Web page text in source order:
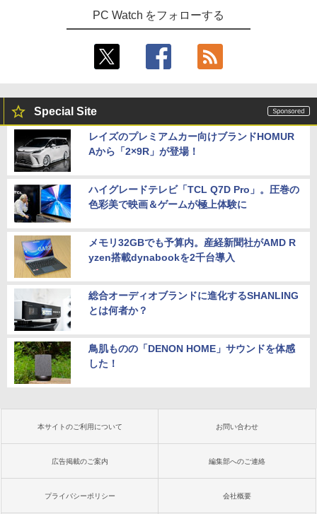
￥9,999
e 21.45インチFHDモニター IPS 21.5型
角度調整 VESA 100Hz 液晶 HDMI VGA P
S5 Switch 3年保証 転送不可 (型番：AK2
F1UT）
界の歴史21巻セット
￥22,638
PC Watch をフォローする
Special Site
レイズのプレミアムカー向けブランドHOMUR
Aから「2×9R」が登場！
ハイグレードテレビ「TCL Q7D Pro」。圧巻の
色彩美で映画＆ゲームが極上体験に
メモリ32GBでも予算内。産経新聞社がAMD R
yzen搭載dynabookを2千台導入
総合オーディオブランドに進化するSHANLING
とは何者か？
鳥肌ものの「DENON HOME」サウンドを体感
した！
本サイトのご利用について お問い合わせ
広告掲載のご案内 編集部へのご連絡
プライバシーポリシー 会社概要